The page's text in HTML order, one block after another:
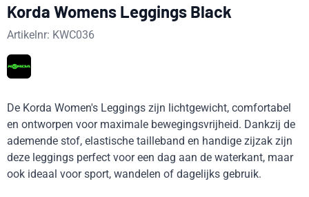
Korda Womens Leggings Black
Artikelnr: KWC036
De Korda Women's Leggings zijn lichtgewicht, comfortabel
en ontworpen voor maximale bewegingsvrijheid. Dankzij de
ademende stof, elastische tailleband en handige zijzak zijn
deze leggings perfect voor een dag aan de waterkant, maar
ook ideaal voor sport, wandelen of dagelijks gebruik.